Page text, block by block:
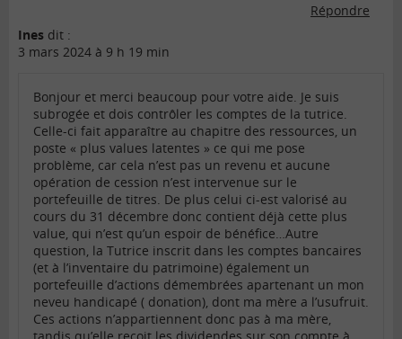
Répondre
Ines dit :
3 mars 2024 à 9 h 19 min
Bonjour et merci beaucoup pour votre aide. Je suis
subrogée et dois contrôler les comptes de la tutrice.
Celle-ci fait apparaître au chapitre des ressources, un
poste « plus values latentes » ce qui me pose
problème, car cela n’est pas un revenu et aucune
opération de cession n’est intervenue sur le
portefeuille de titres. De plus celui ci-est valorisé au
cours du 31 décembre donc contient déjà cette plus
value, qui n’est qu’un espoir de bénéfice…Autre
question, la Tutrice inscrit dans les comptes bancaires
(et à l’inventaire du patrimoine) également un
portefeuille d’actions démembrées apartenant un mon
neveu handicapé ( donation), dont ma mère a l’usufruit.
Ces actions n’appartiennent donc pas à ma mère,